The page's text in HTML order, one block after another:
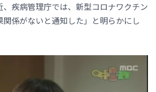
、疾病管理庁では、新型コロナワクチン
関係がないと通知した」と明らかにし